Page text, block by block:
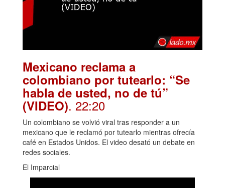
Mexicano reclama a
colombiano por tutearlo: “Se
habla de usted, no de tú”
(VIDEO). 22:20
Un colombiano se volvió viral tras responder a un
mexicano que le reclamó por tutearlo mientras ofrecía
café en Estados Unidos. El video desató un debate en
redes sociales.
El Imparcial